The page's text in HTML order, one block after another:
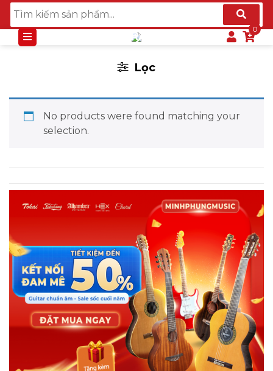
UKULELE SOPRANO - 20" & 21"
Lọc
No products were found matching your
selection.